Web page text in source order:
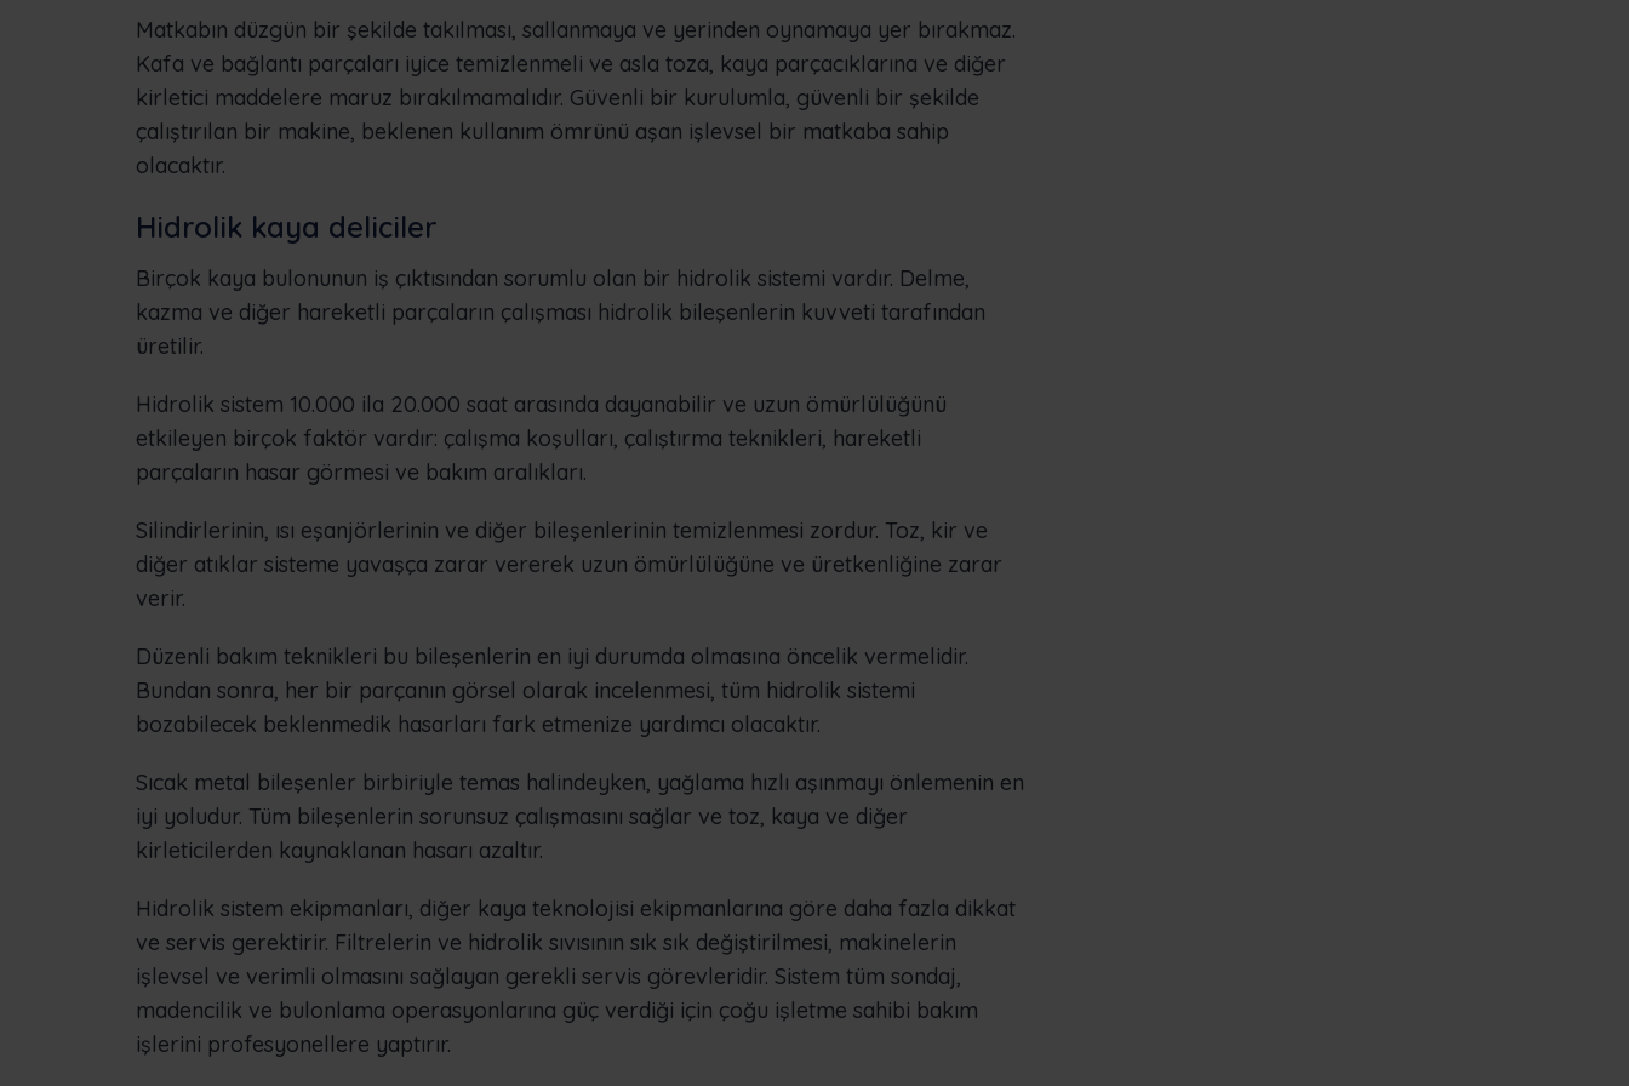
Matkabın düzgün bir şekilde takılması, sallanmaya ve yerinden oynamaya yer bırakmaz.
Kafa ve bağlantı parçaları iyice temizlenmeli ve asla toza, kaya parçacıklarına ve diğer
kirletici maddelere maruz bırakılmamalıdır. Güvenli bir kurulumla, güvenli bir şekilde
çalıştırılan bir makine, beklenen kullanım ömrünü aşan işlevsel bir matkaba sahip
olacaktır.
Hidrolik kaya deliciler
Birçok kaya bulonunun iş çıktısından sorumlu olan bir hidrolik sistemi vardır. Delme,
kazma ve diğer hareketli parçaların çalışması hidrolik bileşenlerin kuvveti tarafından
üretilir.
Hidrolik sistem 10.000 ila 20.000 saat arasında dayanabilir ve uzun ömürlülüğünü
etkileyen birçok faktör vardır: çalışma koşulları, çalıştırma teknikleri, hareketli
parçaların hasar görmesi ve bakım aralıkları.
Silindirlerinin, ısı eşanjörlerinin ve diğer bileşenlerinin temizlenmesi zordur. Toz, kir ve
diğer atıklar sisteme yavaşça zarar vererek uzun ömürlülüğüne ve üretkenliğine zarar
verir.
Düzenli bakım teknikleri bu bileşenlerin en iyi durumda olmasına öncelik vermelidir.
Bundan sonra, her bir parçanın görsel olarak incelenmesi, tüm hidrolik sistemi
bozabilecek beklenmedik hasarları fark etmenize yardımcı olacaktır.
Sıcak metal bileşenler birbiriyle temas halindeyken, yağlama hızlı aşınmayı önlemenin en
iyi yoludur. Tüm bileşenlerin sorunsuz çalışmasını sağlar ve toz, kaya ve diğer
kirleticilerden kaynaklanan hasarı azaltır.
Hidrolik sistem ekipmanları, diğer kaya teknolojisi ekipmanlarına göre daha fazla dikkat
ve servis gerektirir. Filtrelerin ve hidrolik sıvısının sık sık değiştirilmesi, makinelerin
işlevsel ve verimli olmasını sağlayan gerekli servis görevleridir. Sistem tüm sondaj,
madencilik ve bulonlama operasyonlarına güç verdiği için çoğu işletme sahibi bakım
işlerini profesyonellere yaptırır.